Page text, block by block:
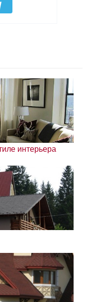
интерьера